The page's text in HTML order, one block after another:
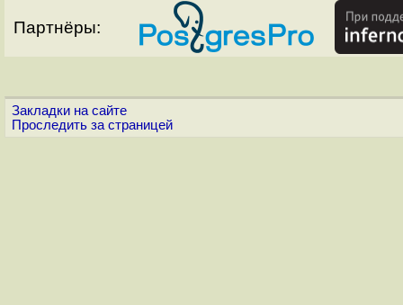
Партнёры:
Закладки на сайте
Проследить за страницей